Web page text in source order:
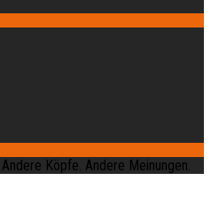
Köpfe. Andere Meinungen.